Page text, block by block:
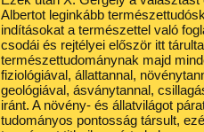
Albertot leginkább
indításokat a természettel való
csodái és rejtélyei először itt
természettudománynak majd
fiziológiával, állattannal,
geológiával, ásványtannal,
iránt. A növény- és állatvilágot
tudományos pontosság társult,